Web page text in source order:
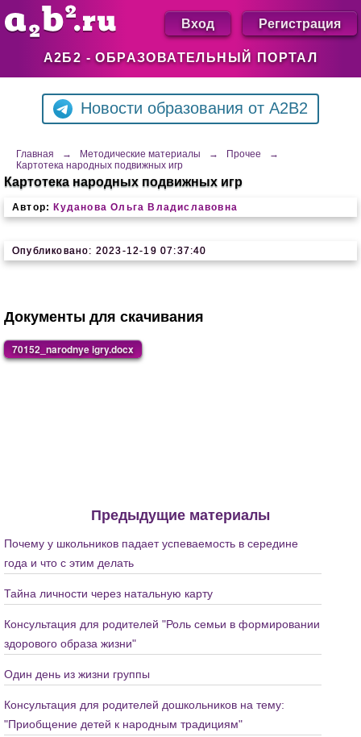
А2Б2 - ОБРАЗОВАТЕЛЬНЫЙ ПОРТАЛ
Вход Регистрация
Новости образования от A2B2
Главная → Методические материалы → Прочее
→
Картотека народных подвижных игр
Картотека народных подвижных игр
Автор: Куданова Ольга Владиславовна
Опубликовано: 2023-12-19 07:37:40
Документы для скачивания
70152_narodnye igry.docx
Предыдущие материалы
Почему у школьников падает успеваемость в середине
года и что с этим делать
Тайна личности через натальную карту
Консультация для родителей "Роль семьи в формировании
здорового образа жизни"
Один день из жизни группы
Консультация для родителей дошкольников на тему:
"Приобщение детей к народным традициям"